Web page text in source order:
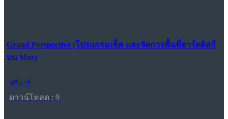
Grand Perspective (โปรแกรมเช็ค และจัดการพื้นที่ฮาร์ดดิสก์
บน Mac)
ฟรีแวร์
ดาวน์โหลด : 9